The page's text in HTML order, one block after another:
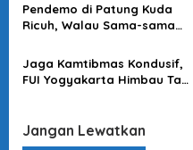
Pendemo di Patung Kuda
Ricuh, Walau Sama-sama
Malah Saling Serang!
Jaga Kamtibmas Kondusif,
FUI Yogyakarta Himbau Tak
Jangan Lewatkan